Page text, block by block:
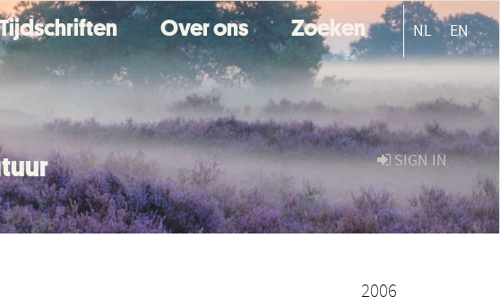
Tijdschriften Over ons Zoeken NL EN
SIGN IN
2006